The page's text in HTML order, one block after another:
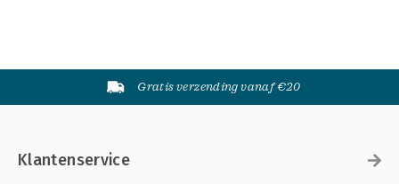
Gratis verzending vanaf €20
Klantenservice